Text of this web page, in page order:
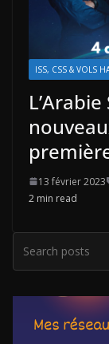
ISS, CSS & VOLS
13 février 2023
2 min read